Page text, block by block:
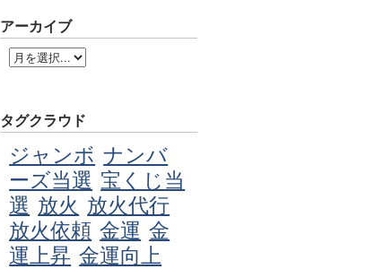
アーカイブ
タグクラウド
ジャンボ ナンバ
ーズ当選 宝くじ当
選 放火 放火代行
放火依頼 金運 金
運上昇 金運向上